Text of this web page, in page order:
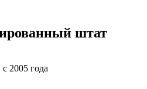
штат
2005 года